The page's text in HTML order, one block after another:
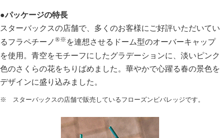
●パッケージの特長
スターバックスの店舗で、多くのお客様にご好評いただいてい
るフラペチーノ ®※ を連想させるドーム型のオーバーキャップ
を使用。青空をモチーフにしたグラデーションに、淡いピンク
色のさくらの花をちりばめました。華やかで心躍る春の景色を
デザインに盛り込みました。
※ スターバックスの店舗で販売しているフローズンビバレッジです。